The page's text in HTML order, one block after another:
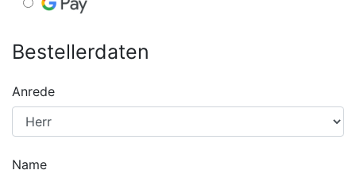
Bestellerdaten
Anrede
Name